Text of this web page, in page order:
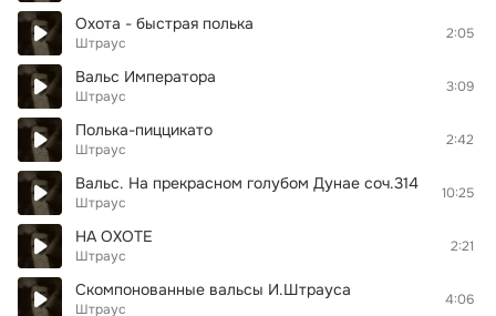
Охота - быстрая полька
Штраус
2:05
Вальс Императора
Штраус
3:09
Полька-пиццикато
Штраус
2:42
Вальс. На прекрасном голубом Дунае соч.314
Штраус
10:25
НА ОХОТЕ
Штраус
2:21
Скомпонованные вальсы И.Штрауса
Штраус
4:06